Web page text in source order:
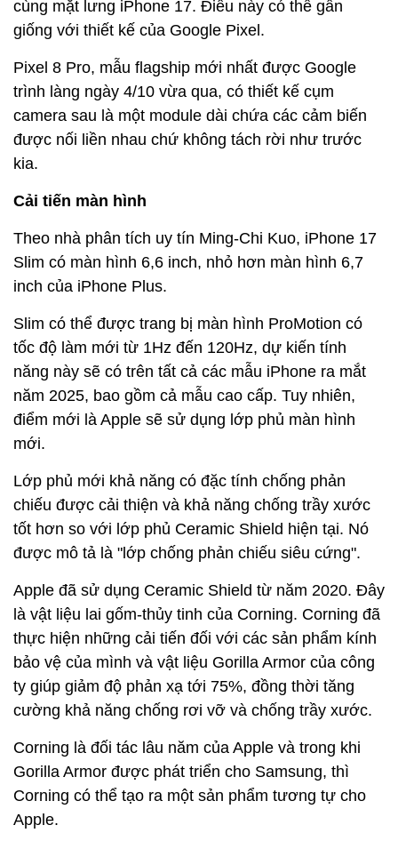
cùng mặt lưng iPhone 17. Điều này có thể gần
giống với thiết kế của Google Pixel.
Pixel 8 Pro, mẫu flagship mới nhất được Google
trình làng ngày 4/10 vừa qua, có thiết kế cụm
camera sau là một module dài chứa các cảm biến
được nối liền nhau chứ không tách rời như trước
kia.
Cải tiến màn hình
Theo nhà phân tích uy tín Ming-Chi Kuo, iPhone 17
Slim có màn hình 6,6 inch, nhỏ hơn màn hình 6,7
inch của iPhone Plus.
Slim có thể được trang bị màn hình ProMotion có
tốc độ làm mới từ 1Hz đến 120Hz, dự kiến ​​​​tính
năng này sẽ có trên tất cả các mẫu iPhone ra mắt
năm 2025, bao gồm cả mẫu cao cấp. Tuy nhiên,
điểm mới là Apple sẽ sử dụng lớp phủ màn hình
mới.
Lớp phủ mới khả năng có đặc tính chống phản
chiếu được cải thiện và khả năng chống trầy xước
tốt hơn so với lớp phủ Ceramic Shield hiện tại. Nó
được mô tả là "lớp chống phản chiếu siêu cứng".
Apple đã sử dụng Ceramic Shield từ năm 2020. Đây
là vật liệu lai gốm-thủy tinh của Corning. Corning đã
thực hiện những cải tiến đối với các sản phẩm kính
bảo vệ của mình và vật liệu Gorilla Armor của công
ty giúp giảm độ phản xạ tới 75%, đồng thời tăng
cường khả năng chống rơi vỡ và chống trầy xước.
Corning là đối tác lâu năm của Apple và trong khi
Gorilla Armor được phát triển cho Samsung, thì
Corning có thể tạo ra một sản phẩm tương tự cho
Apple.